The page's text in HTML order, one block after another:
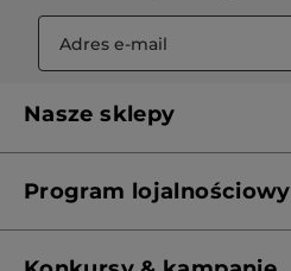
Nasze sklepy
Franczyza
Program lojalnościowy